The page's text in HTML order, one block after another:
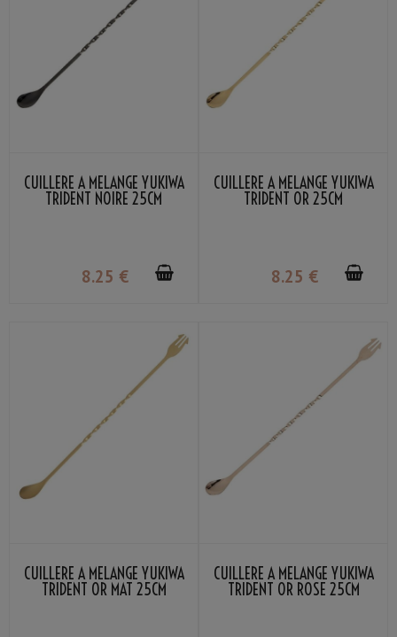
CUILLÈRE À MÉLANGE YUKIWA
TRIDENT NOIRE 25CM
8.25 €
CUILLÈRE À MÉLANGE YUKIWA
TRIDENT OR 25CM
8.25 €
CUILLÈRE À MÉLANGE YUKIWA
TRIDENT OR MAT 25CM
CUILLÈRE À MÉLANGE YUKIWA
TRIDENT OR ROSE 25CM